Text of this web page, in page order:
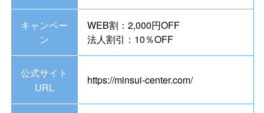
キャンペー
ン
WEB割：2,000円OFF
法人割引：10％OFF
公式サイト
URL
https://minsui-center.com/